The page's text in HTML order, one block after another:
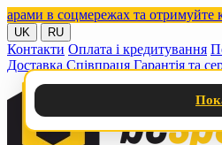
в соцмережах та отримуйте
UK RU
Контакти Оплата і кредитування
Доставка Співпраця Гарантія та